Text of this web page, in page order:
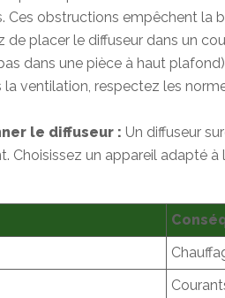
obstructions empêchent la
de placer le diffuseur dans un
dans une pièce à haut
la ventilation, respectez les
le diffuseur : Un diffuseur
Choisissez un appareil adapté